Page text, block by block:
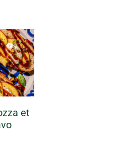
et